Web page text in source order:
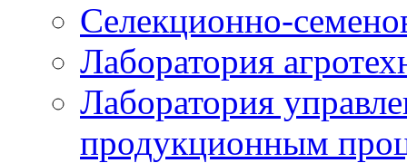
Селекционно-
Лаборатория
Лаборатория
продукционным